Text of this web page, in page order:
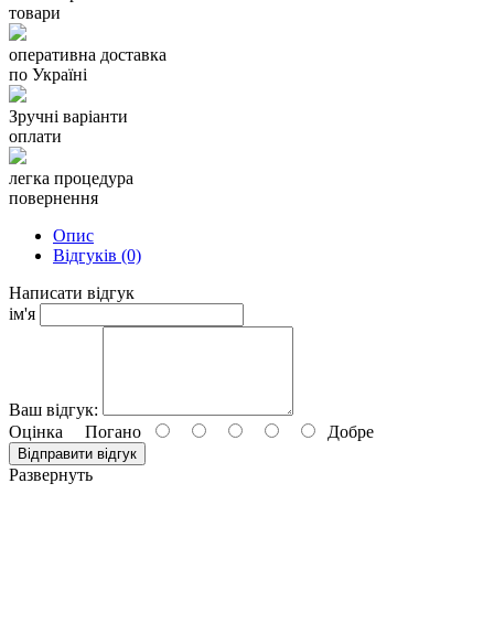
товари
оперативна доставка
по Україні
Зручні варіанти
оплати
легка процедура
повернення
Опис
Відгуків (0)
Написати відгук
ім'я
Ваш відгук:
Оцінка Погано Добре
Відправити відгук
Развернуть